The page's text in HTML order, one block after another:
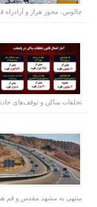
چالوس، محور هراز و آزادراه
تخلفات ساکن و توقف‌های
منتهی به مشهد مقدس و قم